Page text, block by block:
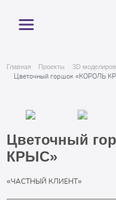
Главная Проекты 3D
Цветочный горшок «КОРОЛЬ
Цветочный
КРЫС»
«ЧАСТНЫЙ КЛИЕНТ»